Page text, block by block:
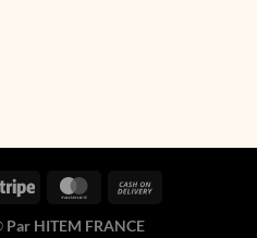
Par HITEM FRANCE